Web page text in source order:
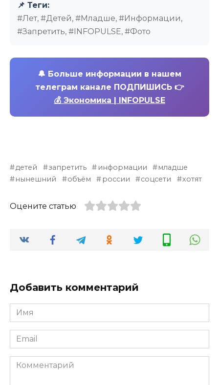
📌 Теги:
#Лет, #Детей, #Младше, #Информации,
#Запретить, #INFOPULSE, #Фото
🔔 Больше информации в нашем
телеграм канале ПОДПИШИСЬ 👉
💰 Экономика | INFOPULSE
детей запретить информации
младше
нынешний
объём россии соцсети хотят
Оцените статью
Добавить комментарий
Имя
*
Email
*
Комментарий